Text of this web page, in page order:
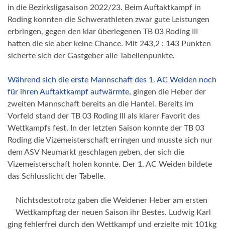
in die Bezirksligasaison 2022/23. Beim Auftaktkampf in
Roding konnten die Schwerathleten zwar gute Leistungen
erbringen, gegen den klar überlegenen TB 03 Roding III
hatten die sie aber keine Chance. Mit 243,2 : 143 Punkten
sicherte sich der Gastgeber alle Tabellenpunkte.
Während sich die erste Mannschaft des 1. AC Weiden noch
für ihren Auftaktkampf aufwärmte, gingen die Heber der
zweiten Mannschaft bereits an die Hantel. Bereits im
Vorfeld stand der TB 03 Roding III als klarer Favorit des
Wettkampfs fest. In der letzten Saison konnte der TB 03
Roding die Vizemeisterschaft erringen und musste sich nur
dem ASV Neumarkt geschlagen geben, der sich die
Vizemeisterschaft holen konnte. Der 1. AC Weiden bildete
das Schlusslicht der Tabelle.
Nichtsdestotrotz gaben die Weidener Heber am ersten
Wettkampftag der neuen Saison ihr Bestes. Ludwig Karl
ging fehlerfrei durch den Wettkampf und erzielte mit 101kg